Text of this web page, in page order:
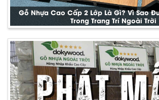
Gỗ Nhựa Cao Cấp 2 Lớp Là Gì? Vì Sao
Trong Trang Trí Ngoài Trời